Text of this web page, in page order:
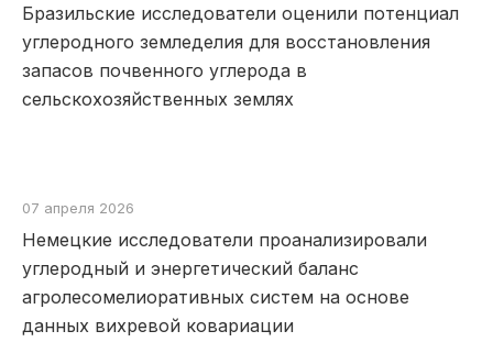
Бразильские исследователи оценили потенциал
углеродного земледелия для восстановления
запасов почвенного углерода в
сельскохозяйственных землях
07 апреля 2026
Немецкие исследователи проанализировали
углеродный и энергетический баланс
агролесомелиоративных систем на основе
данных вихревой ковариации